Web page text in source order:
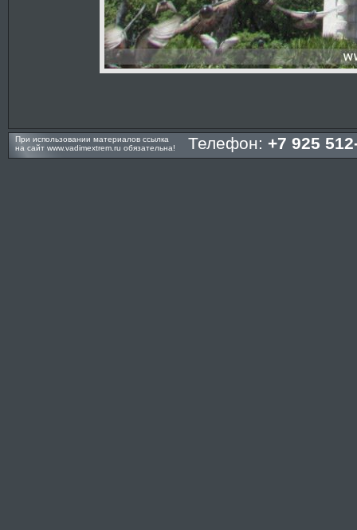
При использовании материалов ссылка
на сайт www.vadimextrem.ru обязательна! Телефон: +7 925